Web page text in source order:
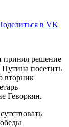
в VK
решение
посетить
вторник
Геворкян.